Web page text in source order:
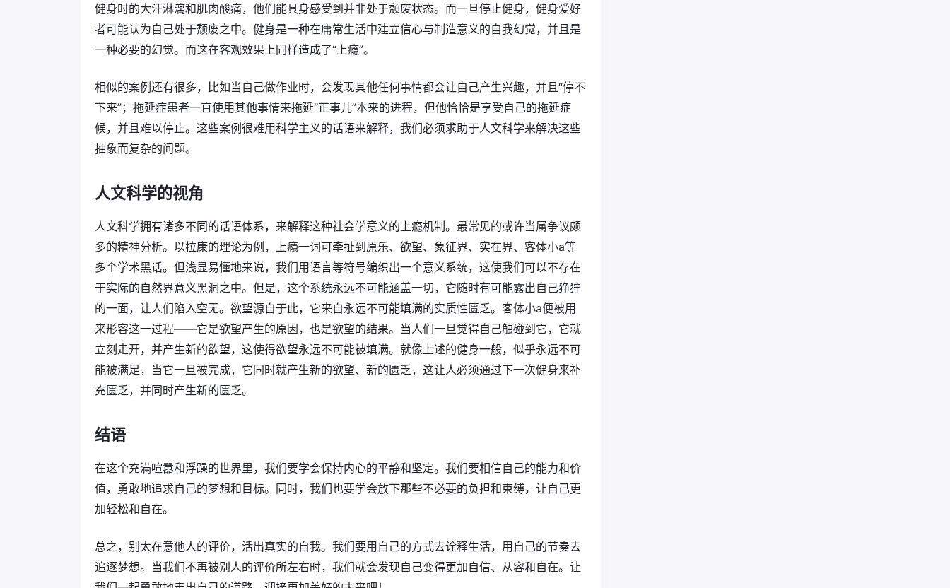
健身时的大汗淋漓和肌肉酸痛，他们能具身感受到并非处于颓废状态。而一旦停止健身，健身爱好
者可能认为自己处于颓废之中。健身是一种在庸常生活中建立信心与制造意义的自我幻觉，并且是
一种必要的幻觉。而这在客观效果上同样造成了“上瘾”。
相似的案例还有很多，比如当自己做作业时，会发现其他任何事情都会让自己产生兴趣，并且“停不
下来”；拖延症患者一直使用其他事情来拖延“正事儿”本来的进程，但他恰恰是享受自己的拖延症
候，并且难以停止。这些案例很难用科学主义的话语来解释，我们必须求助于人文科学来解决这些
抽象而复杂的问题。
人文科学的视角
人文科学拥有诸多不同的话语体系，来解释这种社会学意义的上瘾机制。最常见的或许当属争议颇
多的精神分析。以拉康的理论为例，上瘾一词可牵扯到原乐、欲望、象征界、实在界、客体小a等
多个学术黑话。但浅显易懂地来说，我们用语言等符号编织出一个意义系统，这使我们可以不存在
于实际的自然界意义黑洞之中。但是，这个系统永远不可能涵盖一切，它随时有可能露出自己狰狞
的一面，让人们陷入空无。欲望源自于此，它来自永远不可能填满的实质性匮乏。客体小a便被用
来形容这一过程——它是欲望产生的原因，也是欲望的结果。当人们一旦觉得自己触碰到它，它就
立刻走开，并产生新的欲望，这使得欲望永远不可能被填满。就像上述的健身一般，似乎永远不可
能被满足，当它一旦被完成，它同时就产生新的欲望、新的匮乏，这让人必须通过下一次健身来补
充匮乏，并同时产生新的匮乏。
结语
在这个充满喧嚣和浮躁的世界里，我们要学会保持内心的平静和坚定。我们要相信自己的能力和价
值，勇敢地追求自己的梦想和目标。同时，我们也要学会放下那些不必要的负担和束缚，让自己更
加轻松和自在。
总之，别太在意他人的评价，活出真实的自我。我们要用自己的方式去诠释生活，用自己的节奏去
追逐梦想。当我们不再被别人的评价所左右时，我们就会发现自己变得更加自信、从容和自在。让